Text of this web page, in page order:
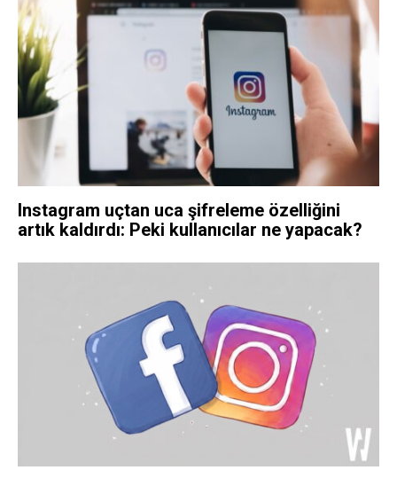
Instagram uçtan uca şifreleme özelliğini
artık kaldırdı: Peki kullanıcılar ne yapacak?